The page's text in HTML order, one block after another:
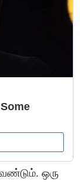
ஒரு